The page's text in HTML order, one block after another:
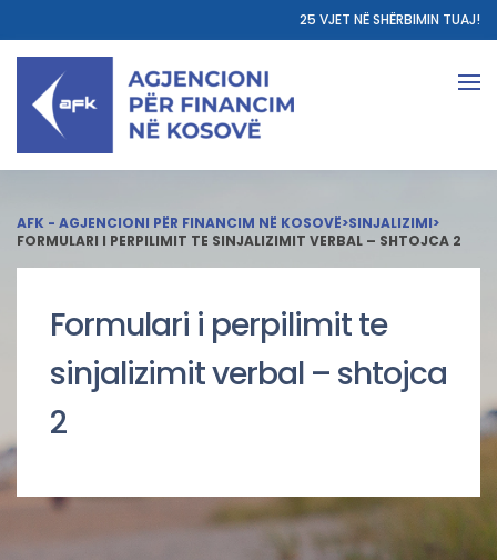
25 VJET NË SHËRBIMIN TUAJ!
AFK - AGJENCIONI PËR FINANCIM NË KOSOVË>SINJALIZIMI>
FORMULARI I PERPILIMIT TE SINJALIZIMIT VERBAL – SHTOJCA 2
Formulari i perpilimit te
sinjalizimit verbal – shtojca
2